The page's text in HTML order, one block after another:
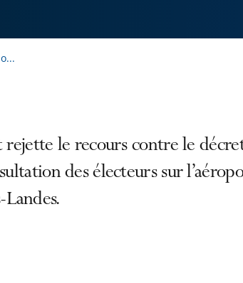
rejette le recours contre le
des électeurs sur